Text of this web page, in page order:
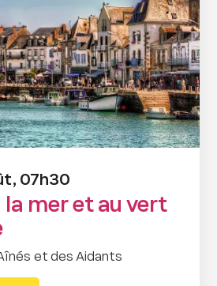
07h30
la mer et au vert
et des Aidants